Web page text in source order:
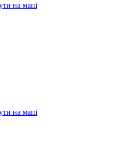
на мапі
на мапі